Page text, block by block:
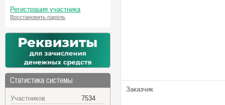
Регистрация участника
Восстановить пароль
Статистика системы
Участников
7534
Заказчик